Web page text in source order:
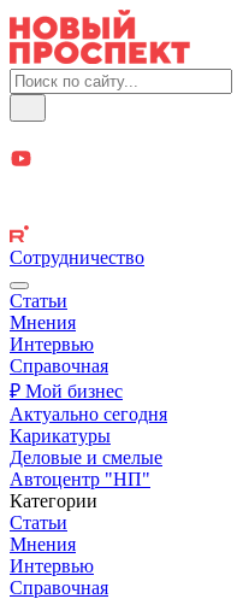
Сотрудничество
Статьи
Мнения
Интервью
Справочная
₽ Мой бизнес
Актуально сегодня
Карикатуры
Деловые и смелые
Автоцентр "НП"
Категории
Статьи
Мнения
Интервью
Справочная